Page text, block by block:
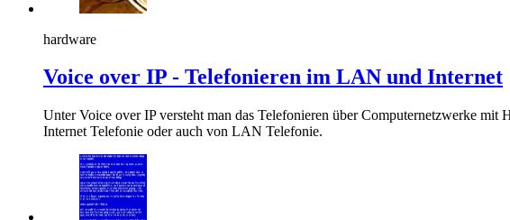
hardware
Voice over IP - Telefonieren im LAN und Internet
Unter Voice over IP versteht man das Telefonieren über Computernetzwerke
Internet Telefonie oder auch von LAN Telefonie.